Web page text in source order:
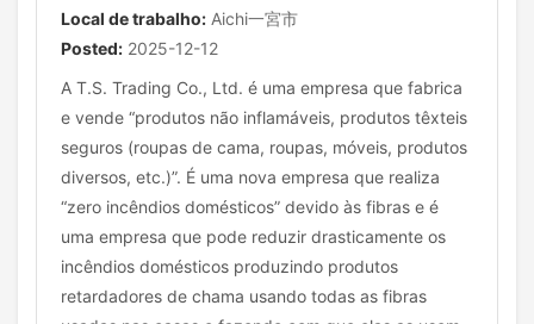
Local de trabalho: Aichi一宮市
Posted: 2025-12-12
A T.S. Trading Co., Ltd. é uma empresa que fabrica
e vende “produtos não inflamáveis, produtos têxteis
seguros (roupas de cama, roupas, móveis, produtos
diversos, etc.)”. É uma nova empresa que realiza
“zero incêndios domésticos” devido às fibras e é
uma empresa que pode reduzir drasticamente os
incêndios domésticos produzindo produtos
retardadores de chama usando todas as fibras